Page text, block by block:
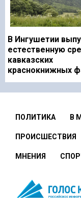
В Ингушетии
естественную
кавказских
краснокнижных
ПОЛИТИКА В
ПРОИСШЕСТВИЯ
МНЕНИЯ